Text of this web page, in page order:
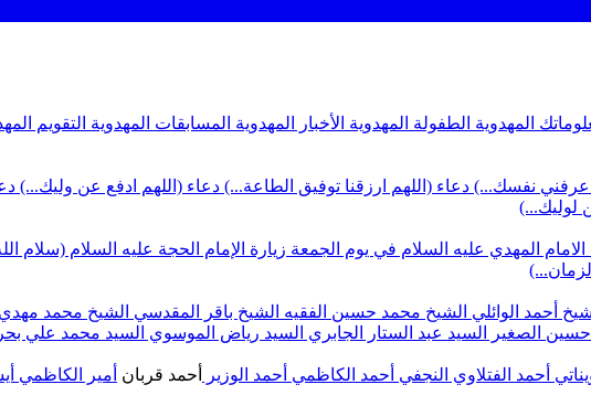
المهدوية الطفولة المهدوية الأخبار المهدوية المسابقات المهدوية التقويم
عرفني نفسك...) دعاء (اللهم ارزقنا توفيق الطاعة...) دعاء (اللهم ادفع عن وليك...)
لوليك...)
الامام المهدي عليه السلام في يوم الجمعة زيارة الإمام الحجة عليه السلام (سلام
أحمد الوائلي الشيخ محمد حسين الفقيه الشيخ باقر المقدسي الشيخ محمد
الصغير السيد عبد الستار الجابري السيد رياض الموسوي السيد محمد علي
أحمد الفتلاوي النجفي أحمد الكاظمي أحمد الوزير أحمد قربان أمير الكاظمي